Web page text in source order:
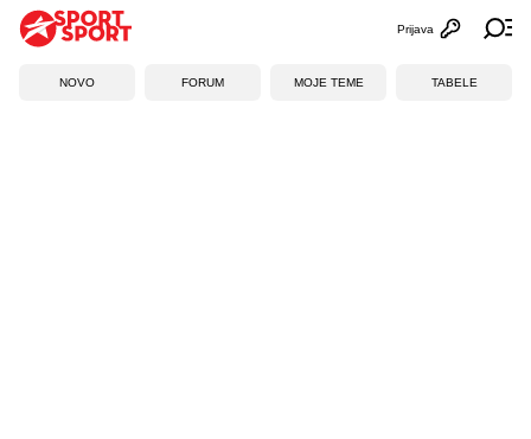
Otvori
Prijava
NOVO FORUM MOJE TEME TABELE